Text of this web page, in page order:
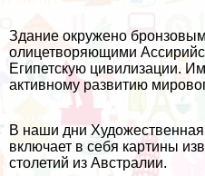
Здание окружено
олицетворяющими
Египетскую цивилизации.
активному развитию
В наши дни
включает в себя картины
столетий из Австралии.